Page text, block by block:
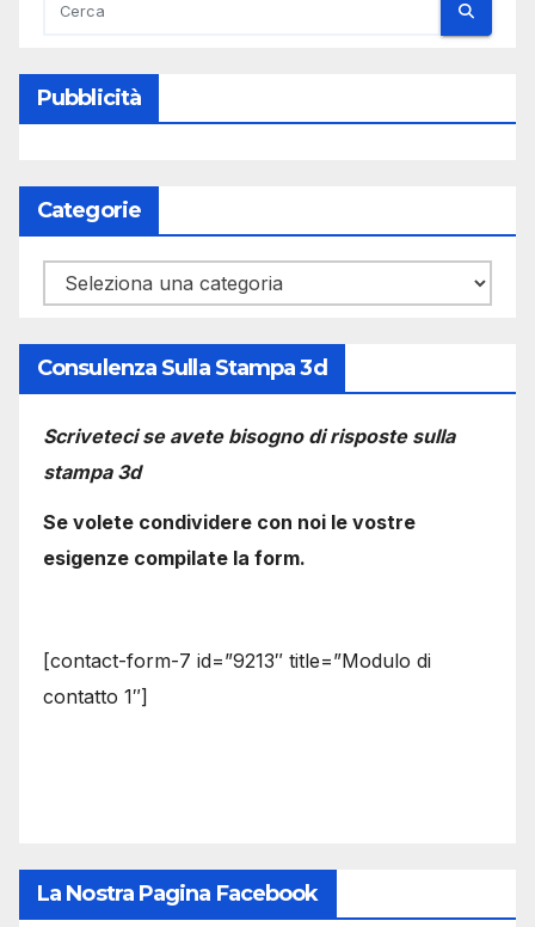
Pubblicità
Categorie
Categorie
Consulenza Sulla Stampa 3d
Scriveteci se avete bisogno di risposte sulla
stampa 3d
Se volete condividere con noi le vostre
esigenze compilate la form.
[contact-form-7 id=”9213″ title=”Modulo di
contatto 1″]
La Nostra Pagina Facebook